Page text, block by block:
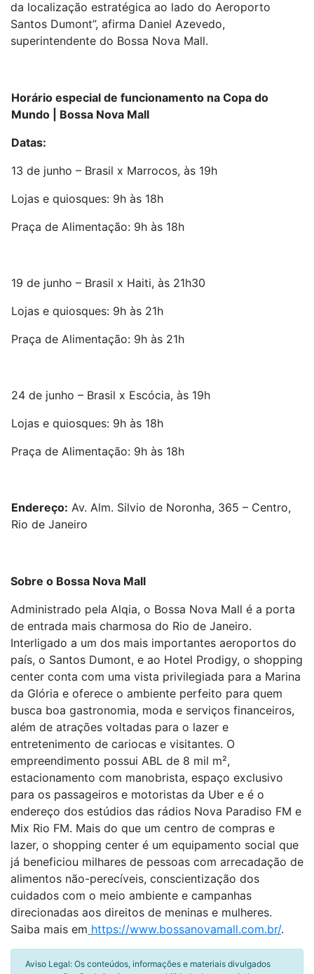
da localização estratégica ao lado do Aeroporto
Santos Dumont”, afirma Daniel Azevedo,
superintendente do Bossa Nova Mall.
Horário especial de funcionamento na Copa do
Mundo | Bossa Nova Mall
Datas:
13 de junho – Brasil x Marrocos, às 19h
Lojas e quiosques: 9h às 18h
Praça de Alimentação: 9h às 18h
19 de junho – Brasil x Haiti, às 21h30
Lojas e quiosques: 9h às 21h
Praça de Alimentação: 9h às 21h
24 de junho – Brasil x Escócia, às 19h
Lojas e quiosques: 9h às 18h
Praça de Alimentação: 9h às 18h
Endereço: Av. Alm. Silvio de Noronha, 365 – Centro,
Rio de Janeiro
Sobre o Bossa Nova Mall
Administrado pela Alqia, o Bossa Nova Mall é a porta
de entrada mais charmosa do Rio de Janeiro.
Interligado a um dos mais importantes aeroportos do
país, o Santos Dumont, e ao Hotel Prodigy, o shopping
center conta com uma vista privilegiada para a Marina
da Glória e oferece o ambiente perfeito para quem
busca boa gastronomia, moda e serviços financeiros,
além de atrações voltadas para o lazer e
entretenimento de cariocas e visitantes. O
empreendimento possui ABL de 8 mil m²,
estacionamento com manobrista, espaço exclusivo
para os passageiros e motoristas da Uber e é o
endereço dos estúdios das rádios Nova Paradiso FM e
Mix Rio FM. Mais do que um centro de compras e
lazer, o shopping center é um equipamento social que
já beneficiou milhares de pessoas com arrecadação de
alimentos não-perecíveis, conscientização dos
cuidados com o meio ambiente e campanhas
direcionadas aos direitos de meninas e mulheres.
Saiba mais em https://www.bossanovamall.com.br/.
Aviso Legal: Os conteúdos, informações e materiais divulgados